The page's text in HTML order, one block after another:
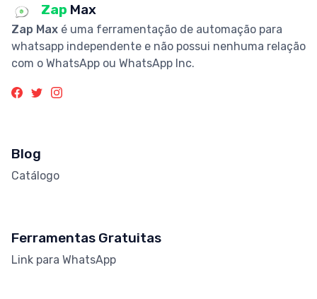
Zap Max
Zap Max é uma ferramentação de automação para
whatsapp independente e não possui nenhuma relação
com o WhatsApp ou WhatsApp Inc.
Blog
Catálogo
Ferramentas Gratuitas
Link para WhatsApp